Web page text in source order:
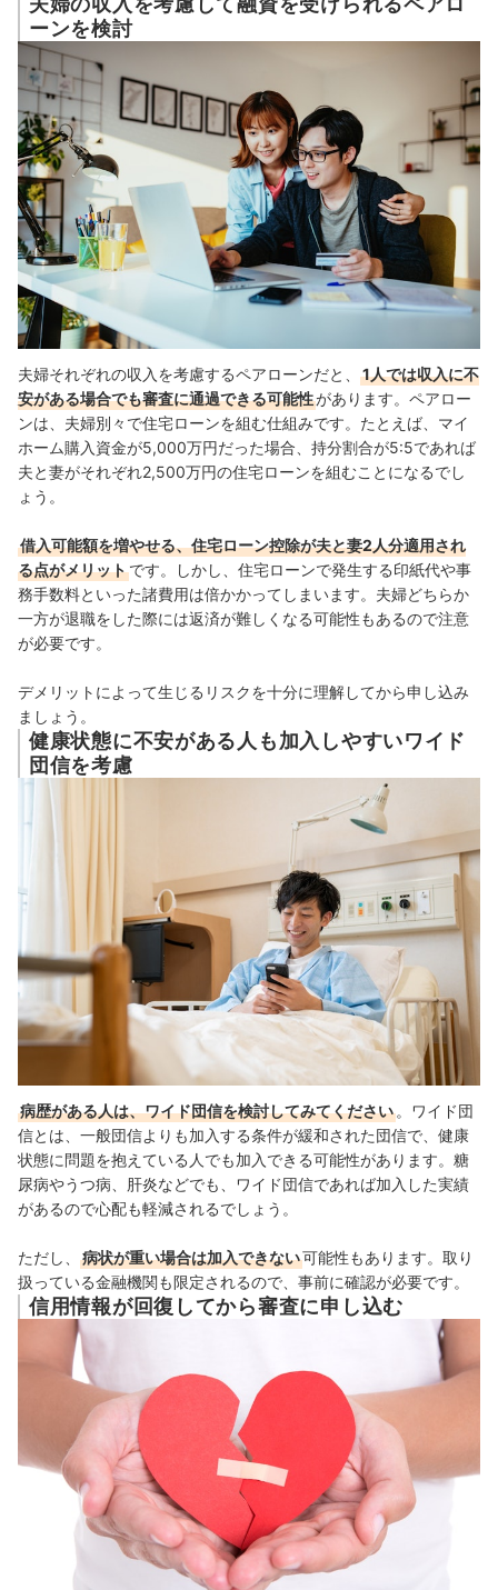
ーンを検討
夫婦それぞれの収入を考慮するペアローンだと、
1人では収入に不
安がある場合でも審査に通過できる可能性があります。ペアロー
ンは、夫婦別々で住宅ローンを組む仕組みです。たとえば、マイ
ホーム購入資金が5,000万円だった場合、持分割合が5:5であれば
夫と妻がそれぞれ2,500万円の住宅ローンを組むことになるでし
ょう。
借入可能額を増やせる、住宅ローン控除が夫と妻2人分適用され
る点がメリットです。しかし、住宅ローンで発生する印紙代や事
務手数料といった諸費用は倍かかってしまいます。夫婦どちらか
一方が退職をした際には返済が難しくなる可能性もあるので注意
が必要です。
デメリットによって生じるリスクを十分に理解してから申し込み
ましょう。
健康状態に不安がある人も加入しやすいワイド
団信を考慮
病歴がある人は、ワイド団信を検討してみてください 。ワイド団
信とは、一般団信よりも加入する条件が緩和された団信で、健康
状態に問題を抱えている人でも加入できる可能性があります。糖
尿病やうつ病、肝炎などでも、ワイド団信であれば加入した実績
があるので心配も軽減されるでしょう。
ただし、 病状が重い場合は加入できない可能性もあります。取り
扱っている金融機関も限定されるので、事前に確認が必要です。
信用情報が回復してから審査に申し込む